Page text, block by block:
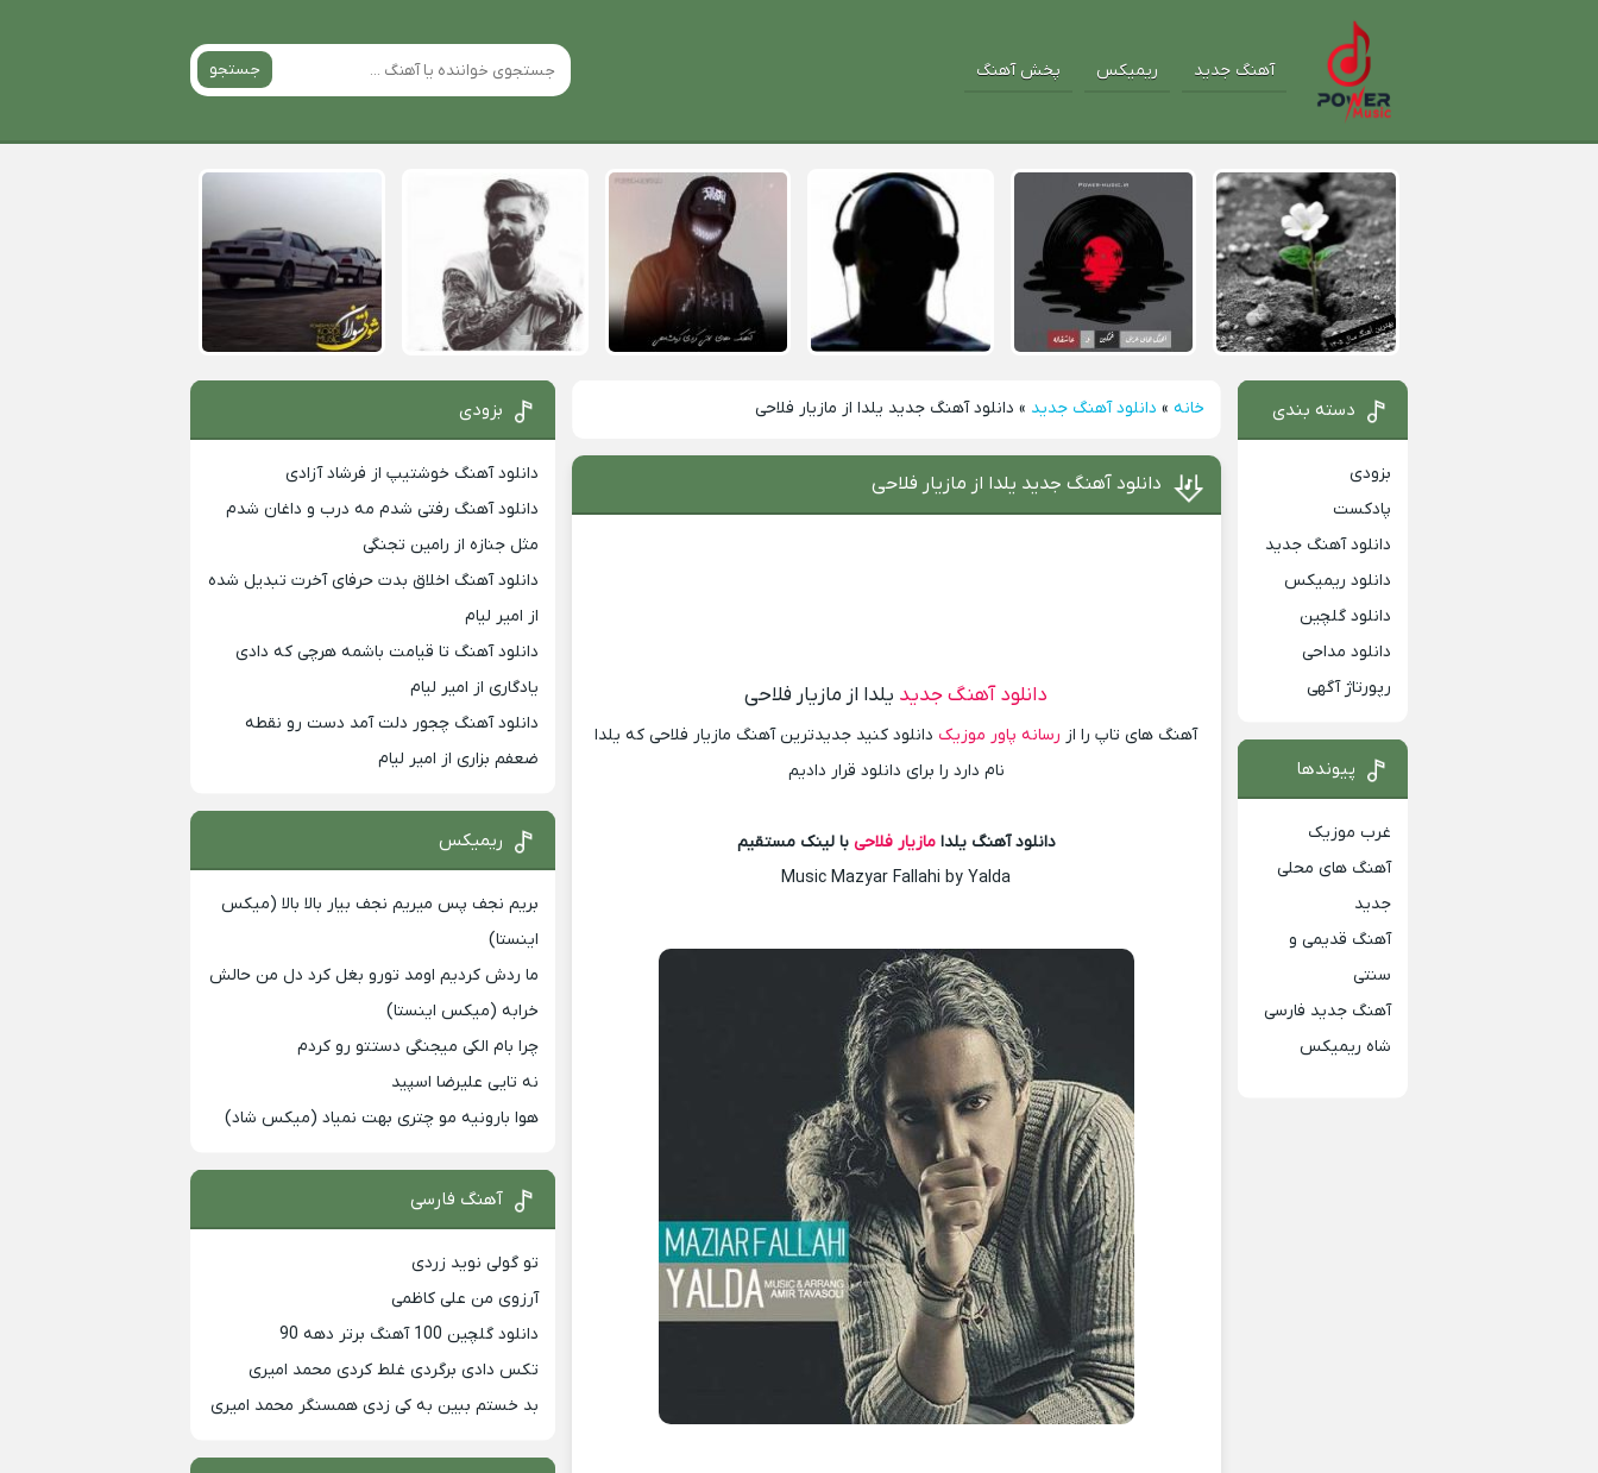
آهنگ جدید ریمیکس پخش آهنگ جستجو
خانه » دانلود آهنگ جدید » دانلود آهنگ جدید یلدا از مازیار فلاحی
دانلود آهنگ جدید یلدا از مازیار فلاحی
دانلود آهنگ جدید یلدا از مازیار فلاحی
آهنگ های تاپ را از رسانه پاور موزیک دانلود کنید جدیدترین آهنگ مازیار فلاحی که یلدا
نام دارد را برای دانلود قرار دادیم
دانلود آهنگ یلدامازیار فلاحیبا لینک مستقیم
Music Mazyar Fallahi by Yalda
دسته بندی
بزودی
پادکست
دانلود آهنگ جدید
دانلود ریمیکس
دانلود گلچین
دانلود مداحی
رپورتاژ آگهی
پیوندها
غرب موزیک
آهنگ های محلی
جدید
آهنگ قدیمی و
سنتی
آهنگ جدید فارسی
شاه ریمیکس
بزودی
دانلود آهنگ خوشتیپ از فرشاد آزادی
دانلود آهنگ رفتی شدم مه درب و داغان شدم
مثل جنازه از رامین تجنگی
دانلود آهنگ اخلاق بدت حرفای آخرت تبدیل شده
از امیر لیام
دانلود آهنگ تا قیامت باشمه هرچی که دادی
یادگاری از امیر لیام
دانلود آهنگ چجور دلت آمد دست رو نقطه
ضعفم بزاری از امیر لیام
ریمیکس
بریم نجف پس میریم نجف بیار بالا بالا (میکس
اینستا)
ما ردش کردیم اومد تورو بغل کرد دل من حالش
خرابه (میکس اینستا)
چرا بام الکی میجنگی دستتو رو کردم
نه تایی علیرضا اسپید
هوا بارونیه مو چتری بهت نمیاد (میکس شاد)
آهنگ فارسی
تو گولی نوید زردی
آرزوی من علی کاظمی
دانلود گلچین 100 آهنگ برتر دهه 90
تکس دادی برگردی غلط کردی محمد امیری
بد خستم ببین به کی زدی همسنگر محمد امیری